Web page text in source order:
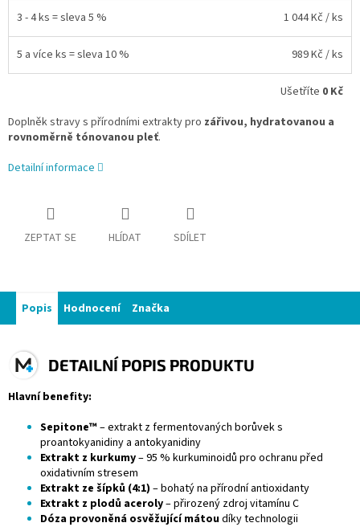
3 - 4 ks = sleva 5 % 1 044 Kč / ks
5 a více ks = sleva 10 % 989 Kč / ks
Ušetříte 0 Kč
Doplněk stravy s přírodními extrakty pro zářivou, hydratovanou a
rovnoměrně tónovanou pleť.
Detailní informace
ZEPTAT SE HLÍDAT SDÍLET
Popis Hodnocení Značka
DETAILNÍ POPIS PRODUKTU
Hlavní benefity:
Sepitone™– extrakt z fermentovaných borůvek s
proantokyanidiny a antokyanidiny
Extrakt z kurkumy– 95 % kurkuminoidů pro ochranu před
oxidativním stresem
Extrakt ze šípků (4:1) – bohatý na přírodní antioxidanty
Extrakt z plodů aceroly– přirozený zdroj vitamínu C
Dóza provoněná osvěžující mátoudíky technologii